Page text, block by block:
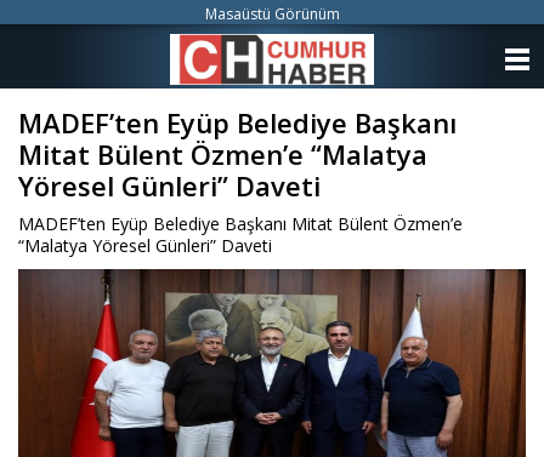
MADEF’ten Eyüp Belediye Başkanı
Mitat Bülent Özmen’e “Malatya
Yöresel Günleri” Daveti
MADEF’ten Eyüp Belediye Başkanı Mitat Bülent Özmen’e
“Malatya Yöresel Günleri” Daveti
Masaüstü Görünüm
KATEGORİLER
YAZARLAR
ANKETLER
VİDEO GALERİ
KÜNYE